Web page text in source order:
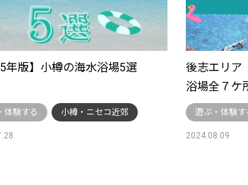
年版】小樽の海水浴場5選
体験する 小樽・ニセコ近郊
後志エリア
浴場全７ケ
遊ぶ・体験す
2024.08.09